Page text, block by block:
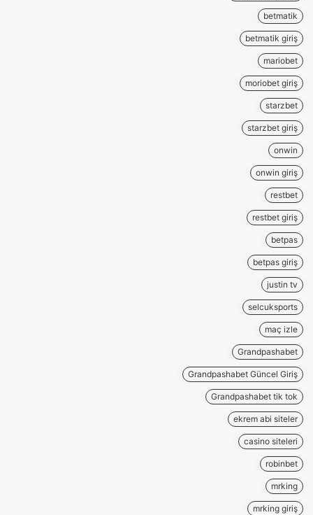
betmatik
betmatik giriş
mariobet
moriobet giriş
starzbet
starzbet giriş
onwin
onwin giriş
restbet
restbet giriş
betpas
betpas giriş
justin tv
selcuksports
maç izle
Grandpashabet
Grandpashabet Güncel Giriş
Grandpashabet tik tok
ekrem abi siteler
casino siteleri
robinbet
mrking
mrking giriş